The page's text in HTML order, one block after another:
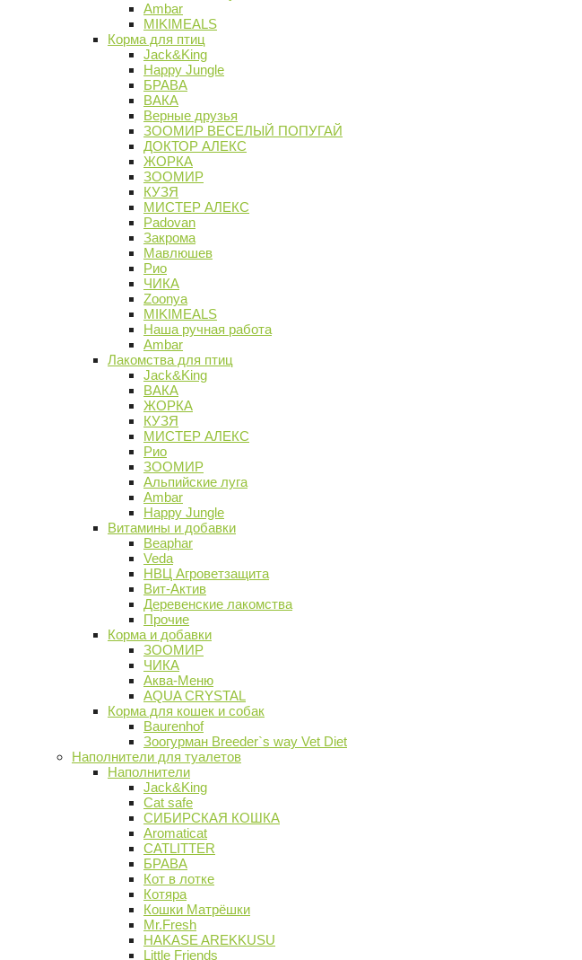
Ambar
MIKIMEALS
Корма для птиц
Jack&King
Happy Jungle
БРАВА
ВАКА
Верные друзья
ЗООМИР ВЕСЕЛЫЙ ПОПУГАЙ
ДОКТОР АЛЕКС
ЖОРКА
ЗООМИР
КУЗЯ
МИСТЕР АЛЕКС
Padovan
Закрома
Мавлюшев
Рио
ЧИКА
Zoonya
MIKIMEALS
Наша ручная работа
Ambar
Лакомства для птиц
Jack&King
ВАКА
ЖОРКА
КУЗЯ
МИСТЕР АЛЕКС
Рио
ЗООМИР
Альпийские луга
Ambar
Happy Jungle
Витамины и добавки
Beaphar
Veda
НВЦ Агроветзащита
Вит-Актив
Деревенские лакомства
Прочие
Корма и добавки
ЗООМИР
ЧИКА
Аква-Меню
AQUA CRYSTAL
Корма для кошек и собак
Baurenhof
Зоогурман Breeder`s way Vet Diet
Наполнители для туалетов
Наполнители
Jack&King
Cat safe
СИБИРСКАЯ КОШКА
Aromaticat
CATLITTER
БРАВА
Кот в лотке
Котяра
Кошки Матрёшки
Mr.Fresh
HAKASE AREKKUSU
Little Friends